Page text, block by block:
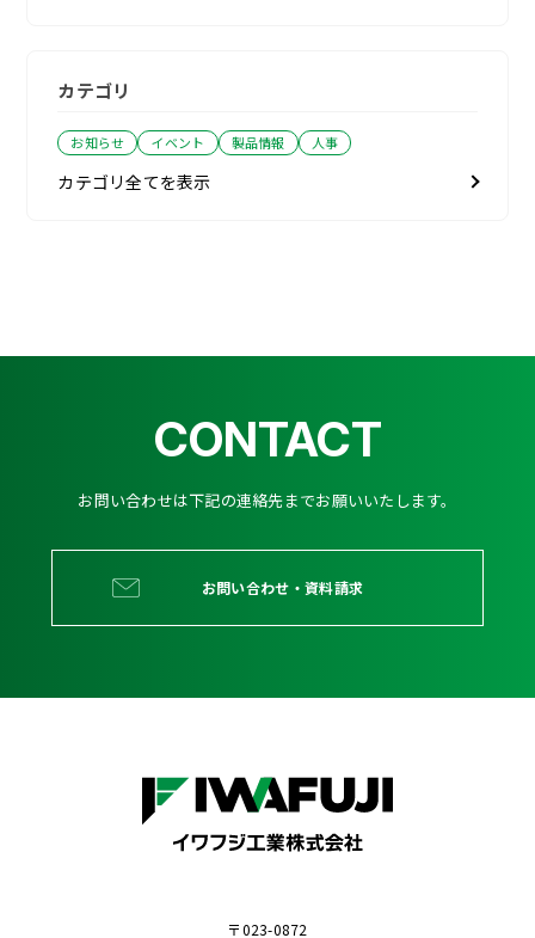
カテゴリ
お知らせ イベント 製品情報 人事
カテゴリ全てを表示
CONTACT
お問い合わせは下記の連絡先までお願いいたします。
お問い合わせ・資料請求
〒023-0872